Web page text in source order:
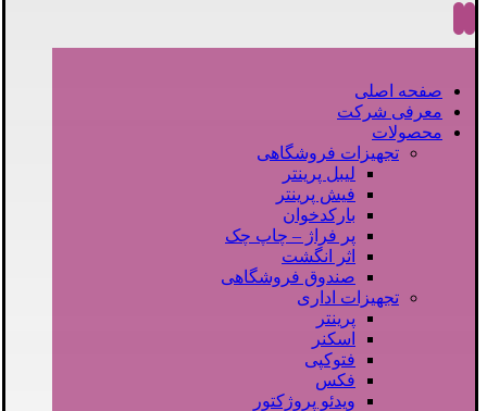
صفحه اصلی
معرفی شرکت
محصولات
تجهیزات فروشگاهی
لیبل پرینتر
فیش پرینتر
بارکدخوان
پر فراژ – چاپ چک
اثر انگشت
صندوق فروشگاهی
تجهیزات اداری
پرینتر
اسکنر
فتوکپی
فکس
ویدئو پروژکتور